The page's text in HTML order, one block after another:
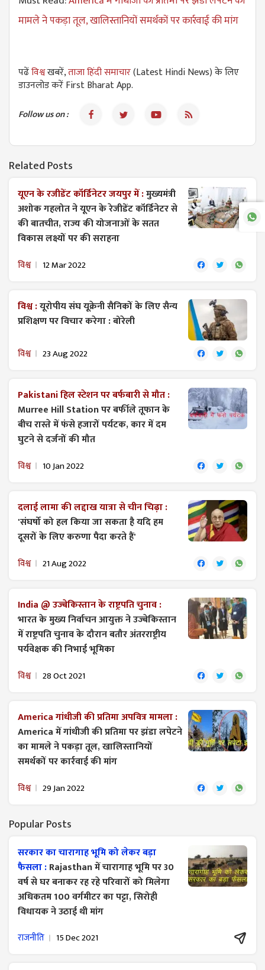
मामले ने पकड़ा तूल, खालिस्तानियों समर्थकों पर कार्रवाई की मांग
पढेंविश्वखबरें,ताजा हिंदी समाचार(Latest Hindi News) के लिए
डाउनलोड करें First Bharat App.
Follow us on :
Related Posts
यूएन के रजीडेंट कॉर्डिनेटर जयपुर में :मुख्यमंत्री
अशोक गहलोत ने यूएन के रेजीडेंट कॉर्डिनेटर से
की बातचीत, राज्य की योजनाओं के सतत
विकास लक्ष्यों पर की सराहना
विश्व 12 Mar 2022
विश्व :यूरोपीय संघ यूक्रेनी सैनिकों के लिए सैन्य
प्रशिक्षण पर विचार करेगा : बोरेली
विश्व 23 Aug 2022
Pakistani हिल स्टेशन पर बर्फबारी से मौत :
Murree Hill Station पर बर्फीले तूफान के
बीच रास्ते में फंसे हजारों पर्यटक, कार में दम
घुटने से दर्जनों की मौत
विश्व 10 Jan 2022
दलाई लामा की लद्दाख यात्रा से चीन चिढ़ा :
'संघर्षो को हल किया जा सकता है यदि हम
दूसरों के लिए करुणा पैदा करते हैं'
विश्व 21 Aug 2022
India @ उज्बेकिस्तान के राष्ट्रपति चुनाव :
भारत के मुख्य निर्वाचन आयुक्त ने उज्बेकिस्तान
में राष्ट्रपति चुनाव के दौरान बतौर अंतरराष्ट्रीय
पर्यवेक्षक की निभाई भूमिका
विश्व 28 Oct 2021
America गांधीजी की प्रतिमा अपवित्र मामला :
America में गांधीजी की प्रतिमा पर झंडा लपेटने
का मामले ने पकड़ा तूल, खालिस्तानियों
समर्थकों पर कार्रवाई की मांग
विश्व 29 Jan 2022
Popular Posts
सरकार का चारागाह भूमि को लेकर बड़ा
फैसला :Rajasthan में चारागाह भूमि पर 30
वर्ष से घर बनाकर रह रहे परिवारों को मिलेगा
अधिकतम 100 वर्गमीटर का पट्टा, सिरोही
विधायक ने उठाई थी मांग
राजनीति 15 Dec 2021